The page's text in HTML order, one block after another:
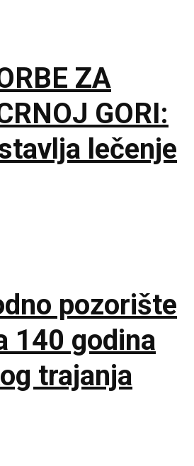
ZA
GORI:
lečenje
pozorište
140 godina
trajanja